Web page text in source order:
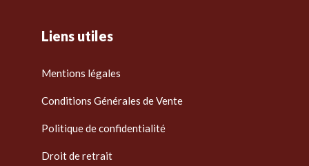
Liens utiles
Mentions légales
Conditions Générales de Vente
Politique de confidentialité
Droit de retrait